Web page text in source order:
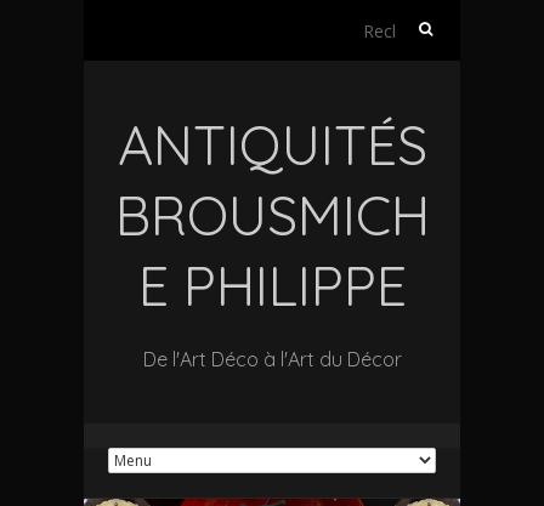
Rechercher :
ANTIQUITÉS
BROUSMICH
E PHILIPPE
De l'Art Déco à l'Art du Décor